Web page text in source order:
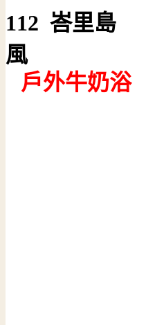
112 峇里島
風
戶外牛奶浴